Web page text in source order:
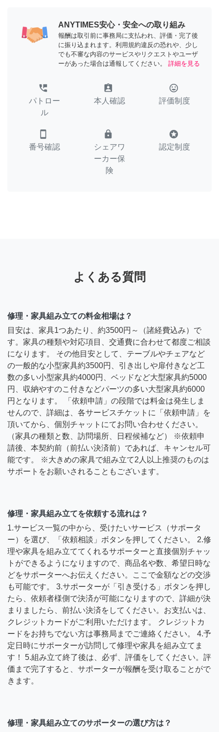
ANYTIMES安心・安全への取り組み
報酬は取引前に事務局に支払われ、評価・完了後
に振り込まれます。利用規約違反の恐れや、少し
でも不審な内容のサービスやリクエストやユーザ
ーがあった場合は通報してください。
詳細を見る
perm_phone_msg
パトロー
ル
assignment_ind
本人確認
tag_faces
評価制度
smartphone
番号確認
lock
シェアワ
ーカー保
険
stars
認定制度
よくある質問
修理・家具組み立ての料金相場は？
目安は、家具1つあたり、約3500円～（諸経費込み）で
す。家具の種類や対応項目、交通費に合わせて都度ご相談
になります。 その他目安として、テーブルやチェアなど
の一般的な小型家具約3500円、引き出しや扉付きなど工
数の多い小型家具約4000円、ベッドなど大型家具約5000
円、収納やすのこ付きなどパーツの多い大型家具約6000
円となります。 「依頼申請」の段階では料金は発生しま
せんので、詳細は、各サービスチケットに「依頼申請」を
頂いてから、個別チャットにてお問い合わせください。
（家具の種類と数、訪問場所、日程候補など） ※依頼申
請後、本契約前（前払い決済前）であれば、キャンセル可
能です。 ※大きめの家具で組み立て2人以上推奨のものは
サポートをお願いされることもございます。
修理・家具組み立てを依頼する流れは？
1.サービス一覧の中から、受けたいサービス（サポータ
ー）を選び、「依頼相談」ボタンを押してください。 2.修
理や家具を組み立ててくれるサポーターと直接個別チャッ
トができるようになりますので、商品名や数、希望日時な
どをサポーターへお伝えください。ここで金額などの交渉
も可能です。 3.サポーターが「引き受ける」ボタンを押し
たら、依頼者様側で決済が可能になりますので、詳細が決
まりましたら、前払い決済をしてください。お支払いは、
クレジットカードがご利用いただけます。 クレジットカ
ードをお持ちでない方は事務局までご連絡ください。 4.予
定日時にサポーターが訪問して修理や家具を組み立てま
す！ 5.組み立て終了後は、必ず、評価をしてください。評
価まで完了すると、サポーターが報酬を受け取ることがで
きます。
修理・家具組み立てのサポーターの選び方は？